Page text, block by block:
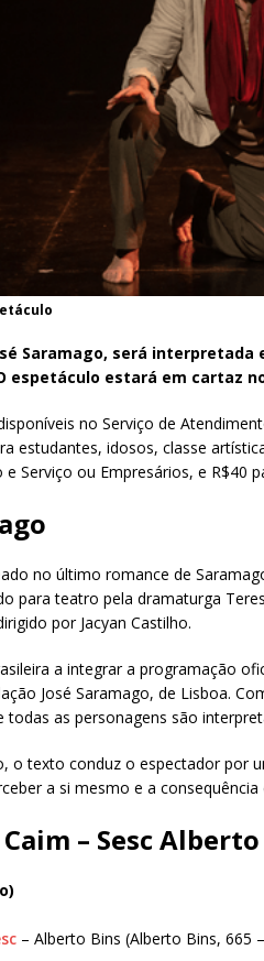
Saramago, será
espetáculo estará em cartaz
no Serviço de
estudantes, idosos, classe
Serviço ou Empresários, e R$40
no último romance de
para teatro pela dramaturga
por Jacyan Castilho.
a integrar a programação
José Saramago, de Lisboa.
todas as personagens são
o texto conduz o espectador por
a si mesmo e a consequência
– Sesc
– Alberto Bins (Alberto Bins, 665